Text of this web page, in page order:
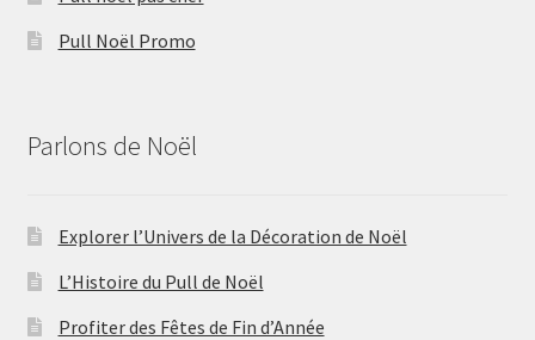
Pull Noël Promo
Parlons de Noël
Explorer l’Univers de la Décoration de Noël
L’Histoire du Pull de Noël
Profiter des Fêtes de Fin d’Année